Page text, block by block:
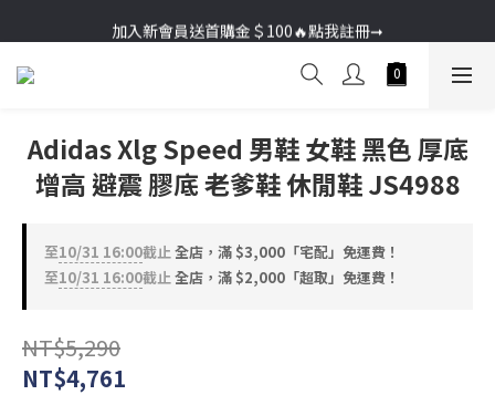
加入新會員送首購金＄100🔥點我註冊➞
加入新會員送首購金＄100🔥點我註冊➞
Adidas Xlg Speed 男鞋 女鞋 黑色 厚底
增高 避震 膠底 老爹鞋 休閒鞋 JS4988
至10/31 16:00截止全店，滿 $3,000「宅配」免運費！
至10/31 16:00截止全店，滿 $2,000「超取」免運費！
NT$5,290
NT$4,761